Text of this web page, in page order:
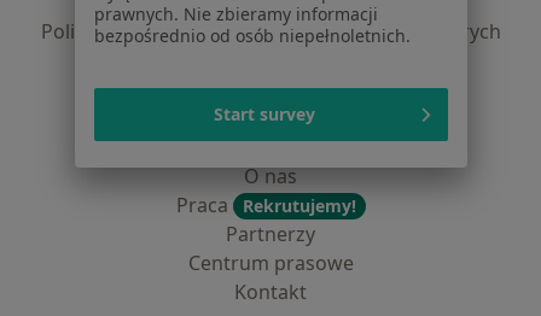
Polityka prywatności dla profesjonalistów, których
Polityka cookies
Jak działają wyniki wyszukiwania
Dostępność
O nas
Praca
Rekrutujemy!
Partnerzy
Centrum prasowe
Kontakt
prawnych. Nie zbieramy informacji
bezpośrednio od osób niepełnoletnich.
Start survey